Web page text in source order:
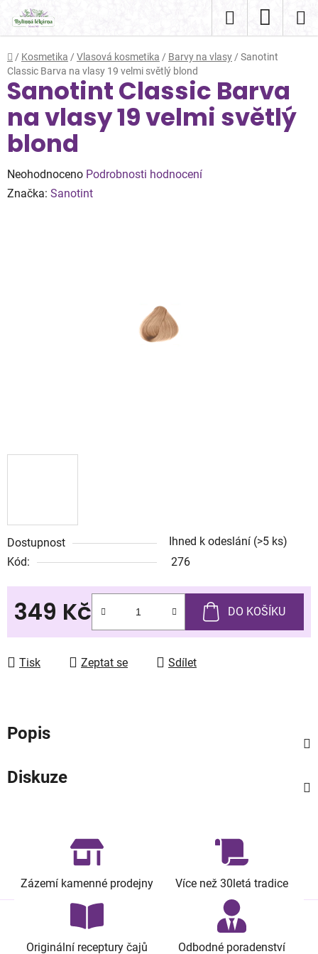
obsah
Hledat
KOŠÍK
Domů
/ Kosmetika / Vlasová kosmetika / Barvy na vlasy / Sanotint
Classic Barva na vlasy 19 velmi světlý blond
Dostupnost Ihned k odeslání (>5 ks)
Kód:
276
349 Kč DO KOŠÍKU
Tisk Zeptat se Sdílet
Sanotint Classic Barva
na vlasy 19 velmi světlý
blond
Průměrné
hodnocení
Neohodnoceno Podrobnosti hodnocení
Značka: Sanotint
Popis
Diskuze
Zázemí kamenné prodejny Více než 30letá tradice
Originální receptury čajů Odbodné poradenství